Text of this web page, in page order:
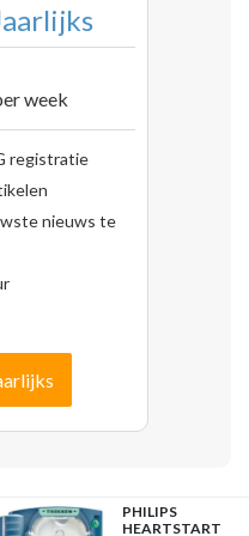
week
registratie
nieuws te
PHILIPS
HEARTSTART